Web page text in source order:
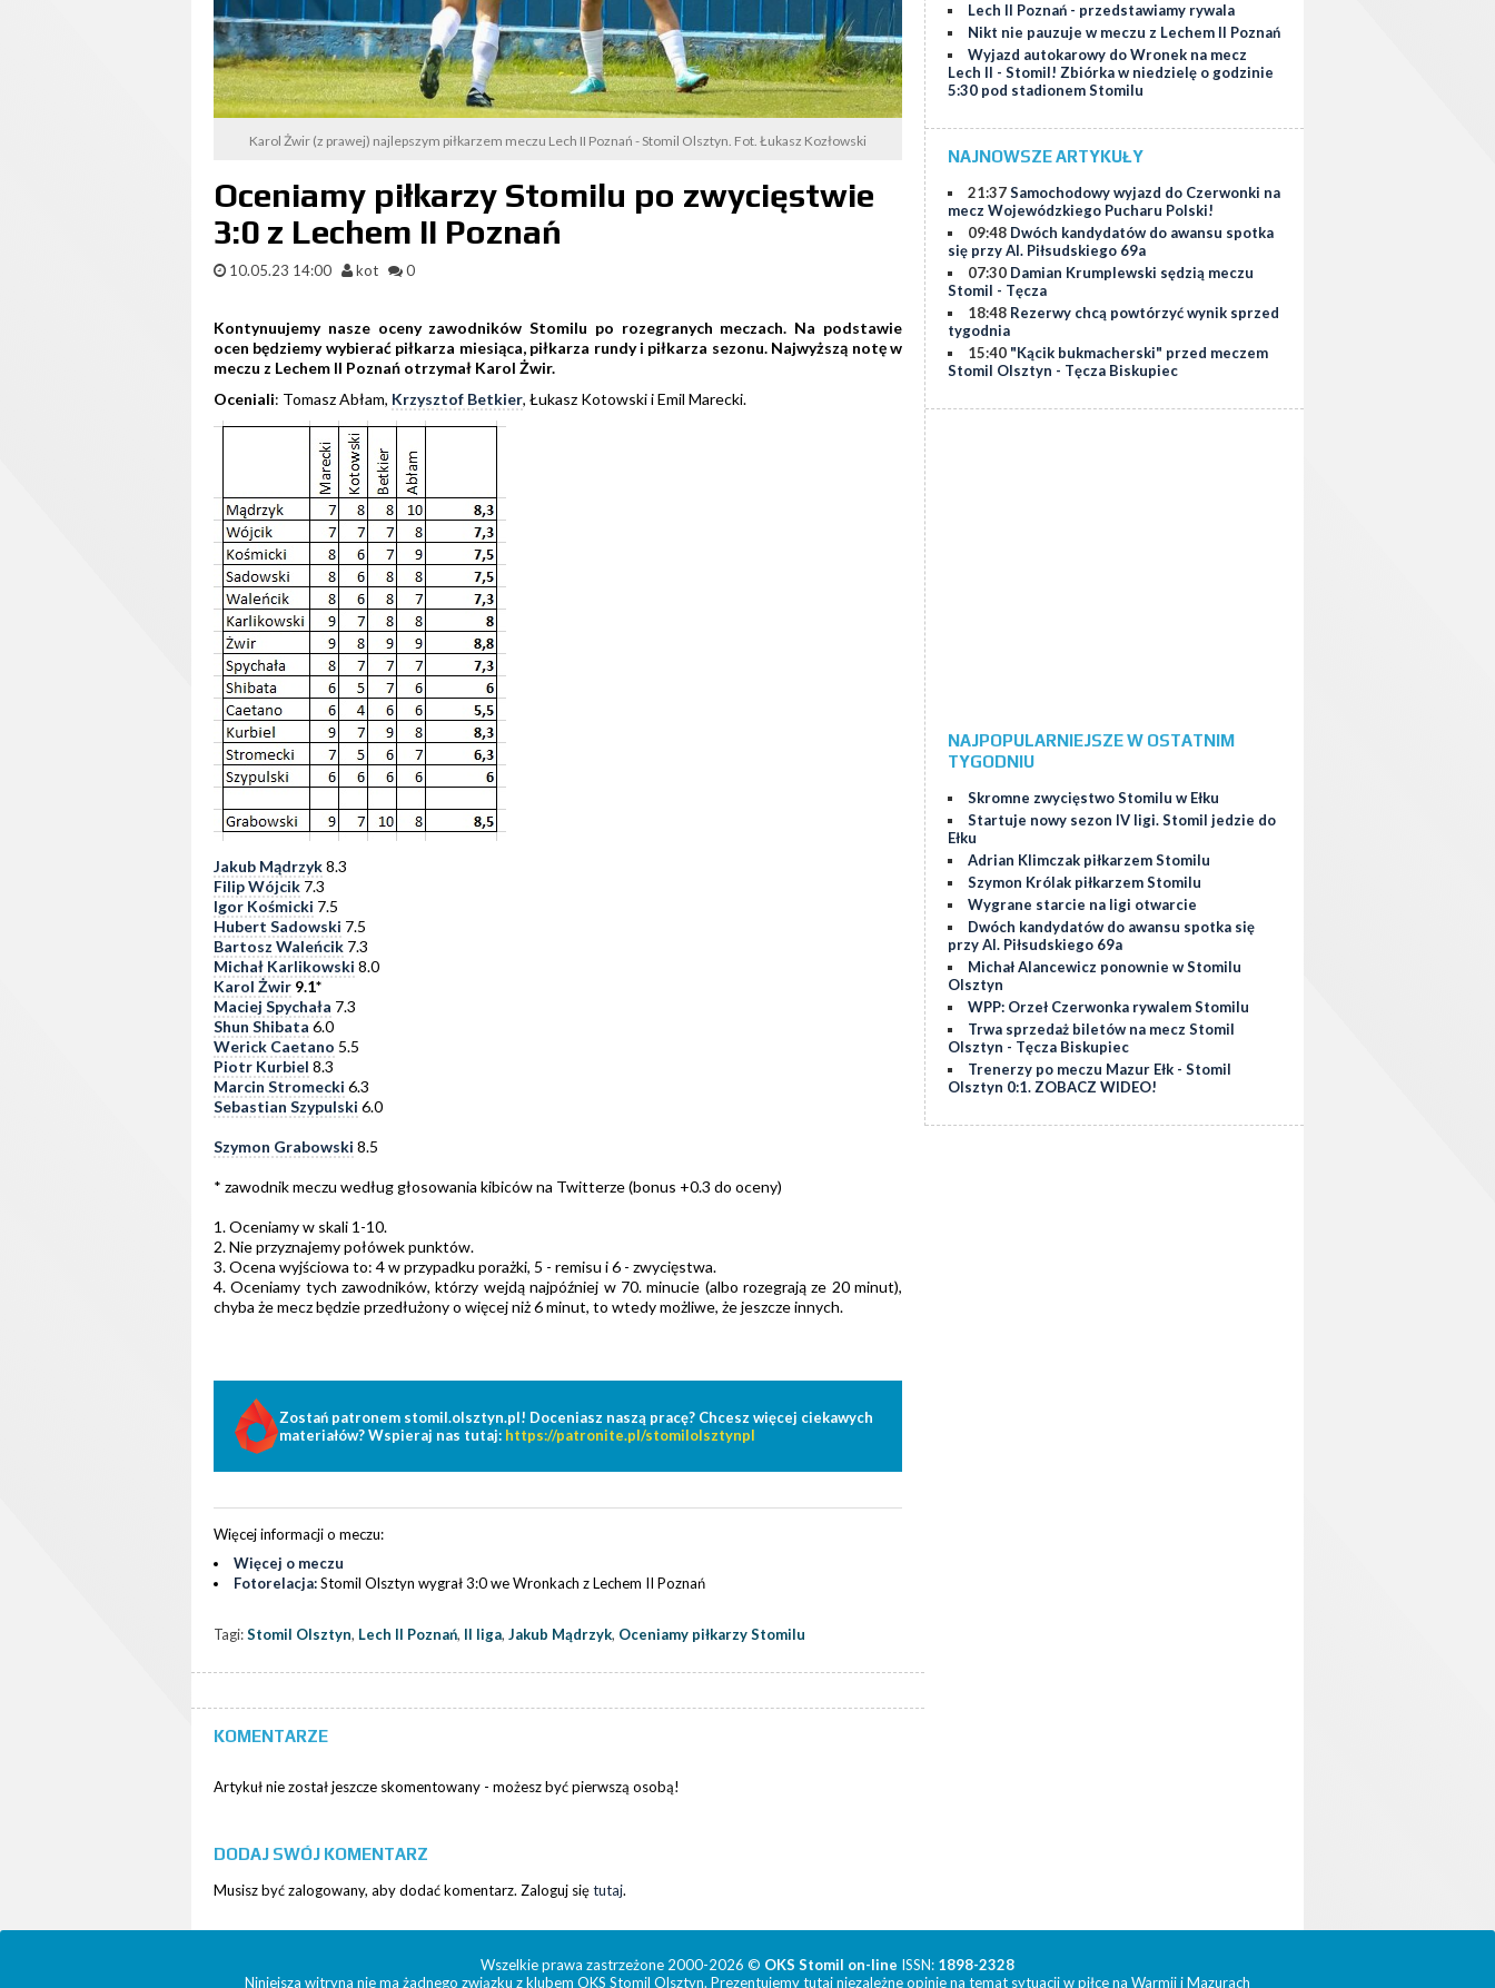
Karol Żwir (z prawej) najlepszym piłkarzem meczu Lech II Poznań - Stomil Olsztyn. Fot. Łukasz Kozłowski
Oceniamy piłkarzy Stomilu po zwycięstwie
3:0 z Lechem II Poznań
10.05.23 14:00 kot 0
Kontynuujemy nasze oceny zawodników Stomilu po rozegranych meczach. Na podstawie
ocen będziemy wybierać piłkarza miesiąca, piłkarza rundy i piłkarza sezonu. Najwyższą notę w
meczu z Lechem II Poznań otrzymał Karol Żwir.
Oceniali: Tomasz Abłam, Krzysztof Betkier, Łukasz Kotowski i Emil Marecki.
Jakub Mądrzyk8.3
Filip Wójcik 7.3
Igor Kośmicki 7.5
Hubert Sadowski 7.5
Bartosz Waleńcik 7.3
Michał Karlikowski 8.0
Karol Żwir 9.1*
Maciej Spychała 7.3
Shun Shibata 6.0
Werick Caetano 5.5
Piotr Kurbiel 8.3
Marcin Stromecki 6.3
Sebastian Szypulski 6.0
Szymon Grabowski 8.5
* zawodnik meczu według głosowania kibiców na Twitterze (bonus +0.3 do oceny)
1. Oceniamy w skali 1-10.
2. Nie przyznajemy połówek punktów.
3. Ocena wyjściowa to: 4 w przypadku porażki, 5 - remisu i 6 - zwycięstwa.
4. Oceniamy tych zawodników, którzy wejdą najpóźniej w 70. minucie (albo rozegrają ze 20 minut),
chyba że mecz będzie przedłużony o więcej niż 6 minut, to wtedy możliwe, że jeszcze innych.
Zostań patronem stomil.olsztyn.pl! Doceniasz naszą pracę? Chcesz więcej ciekawych
materiałów? Wspieraj nas tutaj: https://patronite.pl/stomilolsztynpl
Więcej informacji o meczu:
Więcej o meczu
Fotorelacja:Stomil Olsztyn wygrał 3:0 we Wronkach z Lechem II Poznań
Tagi:Stomil Olsztyn, Lech II Poznań, II liga, Jakub Mądrzyk, Oceniamy piłkarzy Stomilu
KOMENTARZE
Artykuł nie został jeszcze skomentowany - możesz być pierwszą osobą!
DODAJ SWÓJ KOMENTARZ
Musisz być zalogowany, aby dodać komentarz. Zaloguj siętutaj.
Lech II Poznań - przedstawiamy rywala
Nikt nie pauzuje w meczu z Lechem II Poznań
Wyjazd autokarowy do Wronek na mecz
Lech II - Stomil! Zbiórka w niedzielę o godzinie
5:30 pod stadionem Stomilu
NAJNOWSZE ARTYKUŁY
21:37Samochodowy wyjazd do Czerwonki na
mecz Wojewódzkiego Pucharu Polski!
09:48 Dwóch kandydatów do awansu spotka
się przy Al. Piłsudskiego 69a
07:30 Damian Krumplewski sędzią meczu
Stomil - Tęcza
18:48 Rezerwy chcą powtórzyć wynik sprzed
tygodnia
15:40 "Kącik bukmacherski" przed meczem
Stomil Olsztyn - Tęcza Biskupiec
NAJPOPULARNIEJSZE W OSTATNIM
TYGODNIU
Skromne zwycięstwo Stomilu w Ełku
Startuje nowy sezon IV ligi. Stomil jedzie do
Ełku
Adrian Klimczak piłkarzem Stomilu
Szymon Królak piłkarzem Stomilu
Wygrane starcie na ligi otwarcie
Dwóch kandydatów do awansu spotka się
przy Al. Piłsudskiego 69a
Michał Alancewicz ponownie w Stomilu
Olsztyn
WPP: Orzeł Czerwonka rywalem Stomilu
Trwa sprzedaż biletów na mecz Stomil
Olsztyn - Tęcza Biskupiec
Trenerzy po meczu Mazur Ełk - Stomil
Olsztyn 0:1. ZOBACZ WIDEO!
Wszelkie prawa zastrzeżone 2000-2026 © OKS Stomil on-line ISSN: 1898-2328
Niniejsza witryna nie ma żadnego związku z klubem OKS Stomil Olsztyn. Prezentujemy tutaj niezależne opinie na temat sytuacji w piłce na Warmii i Mazurach